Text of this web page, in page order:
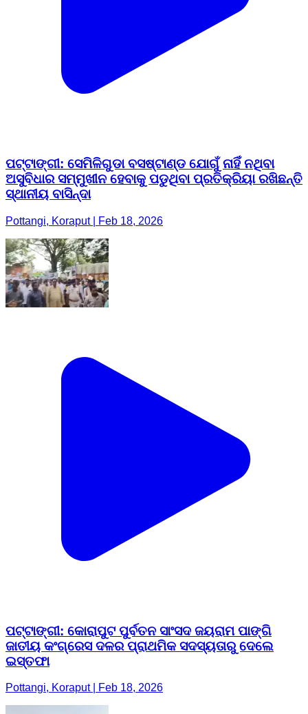
ପଟ୍ଟାଙ୍ଗୀ: ସେମିଳିଗୁଡା ବସଷ୍ଟାଣ୍ଡ ଯୋଗୁଁ ନାହିଁ ନଥିବା
ଅସୁବିଧାର ସମ୍ମୁଖୀନ ହେବାକୁ ପଡୁଥିବା ପ୍ରତିକ୍ରିୟା ରଖିଛନ୍ତି
ସ୍ଥାନୀୟ ବାସିନ୍ଦା
Pottangi, Koraput | Feb 18, 2026
ପଟ୍ଟାଙ୍ଗୀ: କୋରାପୁଟ ପୁର୍ବତନ ସାଂସଦ ଜୟରାମ ପାଙ୍ଗି
ଜାତୀୟ କଂଗ୍ରେସ ଦଳର ପ୍ରାଥମିକ ସଦସ୍ୟତାରୁ ଦେଲେ
ଇସ୍ତଫା
Pottangi, Koraput | Feb 18, 2026